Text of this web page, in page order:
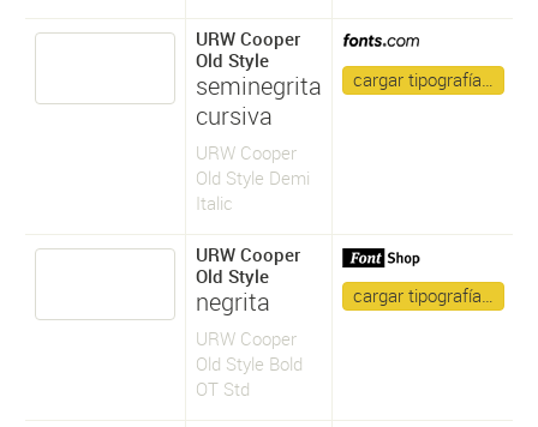
URW Cooper
Old Style
seminegrita
cursiva
URW Cooper
Old Style Demi
Italic
cargar tipografía…
URW Cooper
Old Style
negrita
URW Cooper
Old Style Bold
OT Std
cargar tipografía…